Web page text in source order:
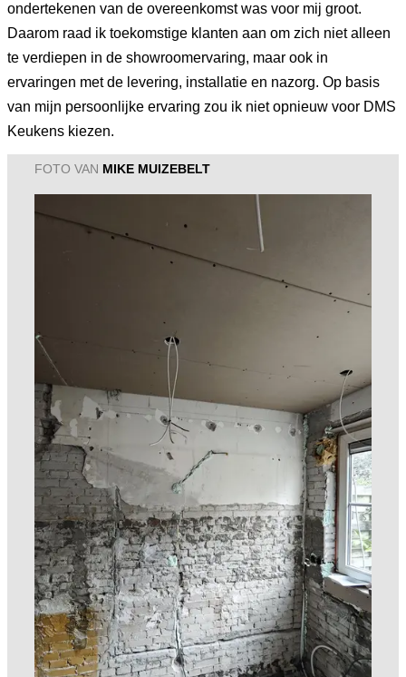
ondertekenen van de overeenkomst was voor mij groot.
Daarom raad ik toekomstige klanten aan om zich niet alleen
te verdiepen in de showroomervaring, maar ook in
ervaringen met de levering, installatie en nazorg. Op basis
van mijn persoonlijke ervaring zou ik niet opnieuw voor DMS
Keukens kiezen.
FOTO VAN MIKE MUIZEBELT